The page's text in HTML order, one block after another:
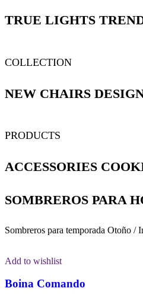
TRUE LIGHTS
COLLECTION
NEW CHAIRS
PRODUCTS
ACCESSORIES
SOMBREROS PARA
Sombreros para temporada Otoño /
Add to wishlist
Boina Comando